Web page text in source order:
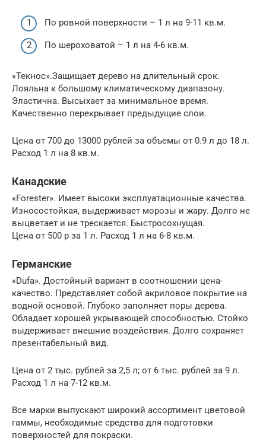
По ровной поверхности – 1 л на 9-11 кв.м.
По шероховатой – 1 л на 4-6 кв.м.
«Текнос».Защищает дерево на длительный срок.
Лояльна к большому климатическому диапазону.
Эластична. Высыхает за минимальное время.
Качественно перекрывает предыдущие слои.
Цена от 700 до 13000 рублей за объемы от 0.9 л до 18 л.
Расход 1 л на 8 кв.м.
Канадские
«Forester». Имеет высоки эксплуатационные качества.
Износостойкая, выдерживает морозы и жару. Долго не
выцветает и не трескается. Быстросохнущая.
Цена от 500 р за 1 л. Расход 1 л на 6-8 кв.м.
Германские
«Dufa». Достойный вариант в соотношении цена-
качество. Представляет собой акриловое покрытие на
водной основой. Глубоко заполняет поры дерева.
Обладает хорошей укрывающей способностью. Стойко
выдерживает внешние воздействия. Долго сохраняет
презентабельный вид.
Цена от 2 тыс. рублей за 2,5 л; от 6 тыс. рублей за 9 л.
Расход 1 л на 7-12 кв.м.
Все марки выпускают широкий ассортимент цветовой
гаммы, необходимые средства для подготовки
поверхностей для покраски.